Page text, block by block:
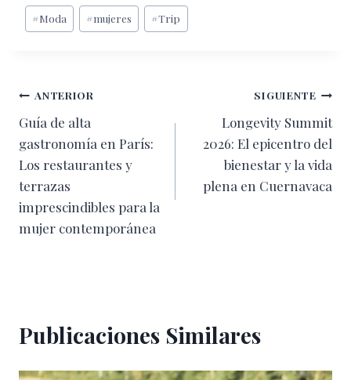
Etiquetas
de
#Moda #mujeres #Trip
Navegación
de
entradas
ANTERIOR
Guía de alta
gastronomía en París:
Los restaurantes y
terrazas
imprescindibles para la
mujer contemporánea
SIGUIENTE
Longevity Summit
2026: El epicentro del
bienestar y la vida
plena en Cuernavaca
Publicaciones Similares